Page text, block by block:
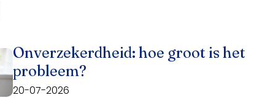
Onverzekerdheid: hoe groot is het
probleem?
20-07-2026